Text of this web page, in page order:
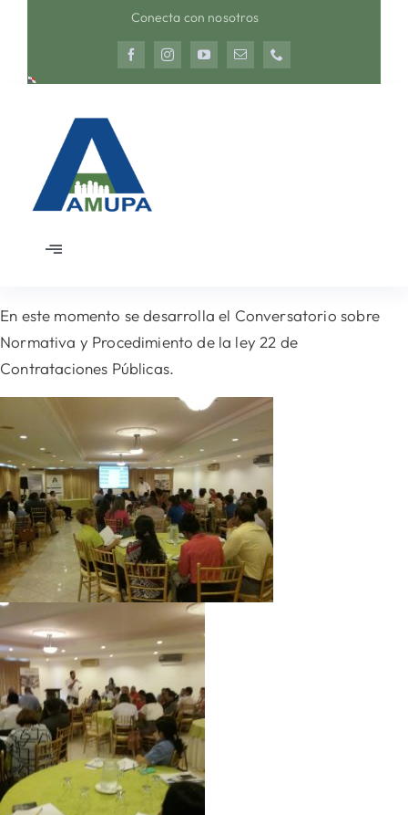
Conecta con nosotros
Toggle
Nosotros
Directorio de Autoridades
Biblioteca
Últimas Noticias
Aplicaciones
En este momento se desarrolla el Conversatorio sobre
Normativa y Procedimiento de la ley 22 de
Contrataciones Públicas.